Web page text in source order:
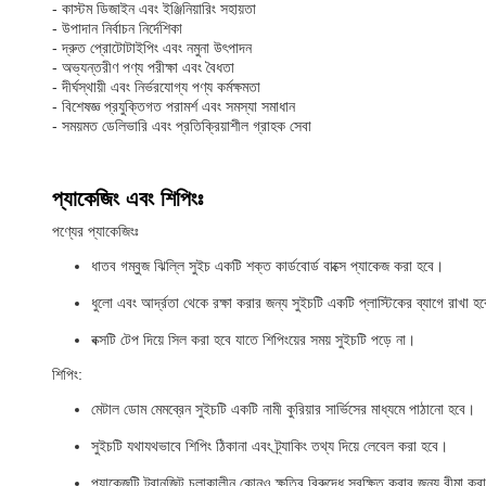
- কাস্টম ডিজাইন এবং ইঞ্জিনিয়ারিং সহায়তা
- উপাদান নির্বাচন নির্দেশিকা
- দ্রুত প্রোটোটাইপিং এবং নমুনা উৎপাদন
- অভ্যন্তরীণ পণ্য পরীক্ষা এবং বৈধতা
- দীর্ঘস্থায়ী এবং নির্ভরযোগ্য পণ্য কর্মক্ষমতা
- বিশেষজ্ঞ প্রযুক্তিগত পরামর্শ এবং সমস্যা সমাধান
- সময়মত ডেলিভারি এবং প্রতিক্রিয়াশীল গ্রাহক সেবা
প্যাকেজিং এবং শিপিংঃ
পণ্যের প্যাকেজিংঃ
ধাতব গম্বুজ ঝিল্লি সুইচ একটি শক্ত কার্ডবোর্ড বাক্সে প্যাকেজ করা হবে।
ধুলো এবং আর্দ্রতা থেকে রক্ষা করার জন্য সুইচটি একটি প্লাস্টিকের ব্যাগে রাখা
বক্সটি টেপ দিয়ে সিল করা হবে যাতে শিপিংয়ের সময় সুইচটি পড়ে না।
শিপিং:
মেটাল ডোম মেমব্রেন সুইচটি একটি নামী কুরিয়ার সার্ভিসের মাধ্যমে পাঠানো হবে।
সুইচটি যথাযথভাবে শিপিং ঠিকানা এবং ট্র্যাকিং তথ্য দিয়ে লেবেল করা হবে।